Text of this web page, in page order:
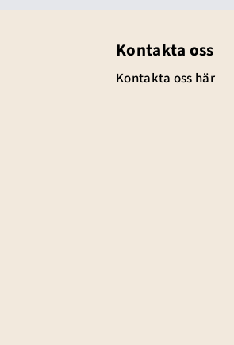
Kontakta oss
Kontakta oss här